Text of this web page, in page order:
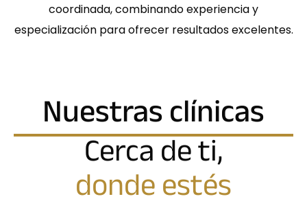
coordinada, combinando experiencia y
especialización para ofrecer resultados excelentes.
Nuestras clínicas
Cerca de ti,
donde estés